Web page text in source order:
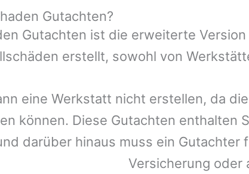
Gutachten?
Gutachten ist die erweiterte
erstellt, sowohl von
eine Werkstatt nicht erstellen, da
können. Diese Gutachten enthalten
darüber hinaus muss ein
Versicherung oder